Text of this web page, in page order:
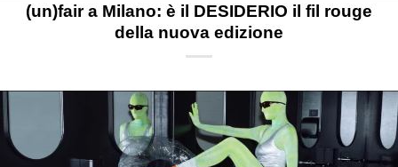
(un)fair a Milano: è il DESIDERIO il fil rouge
della nuova edizione